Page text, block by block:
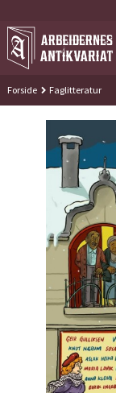
til
innholdet
Forside Faglitteratur